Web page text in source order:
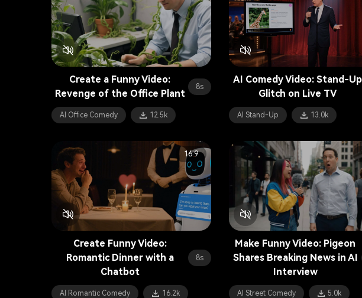
Create a Funny Video:
Revenge of the Office Plant
8s
AI Office Comedy 12.5k
AI Comedy Video: Stand-Up
Glitch on Live TV
AI Stand-Up 13.0k
16:9
Create Funny Video:
Romantic Dinner with a
Chatbot
8s
AI Romantic Comedy 16.2k
Make Funny Video: Pigeon
Shares Breaking News in AI
Interview
AI Street Comedy
5.0k